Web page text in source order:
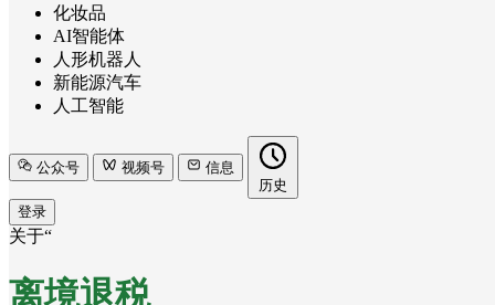
化妆品
AI智能体
人形机器人
新能源汽车
人工智能
公众号 视频号
信息
历史
登录
关于“
离境退税